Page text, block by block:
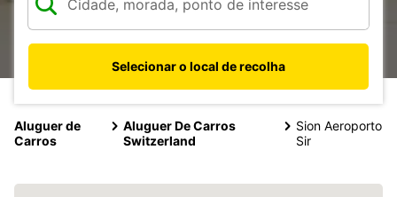
Selecionar o local de recolha
Aluguer de
Carros
Aluguer De Carros
Switzerland
Sion Aeroporto
Sir